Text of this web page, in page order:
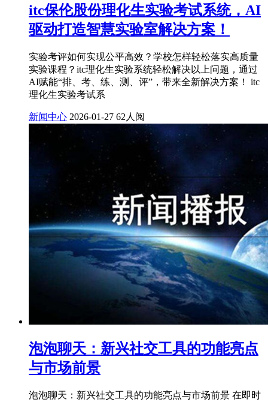
itc保伦股份理化生实验考试系统，AI
驱动打造智慧实验室解决方案！
实验考评如何实现公平高效？学校怎样轻松落实高质量
实验课程？itc理化生实验系统轻松解决以上问题，通过
AI赋能“排、考、练、测、评”，带来全新解决方案！ itc
理化生实验考试系
新闻中心 2026-01-27 62人阅
泡泡聊天：新兴社交工具的功能亮点
与市场前景
泡泡聊天：新兴社交工具的功能亮点与市场前景 在即时